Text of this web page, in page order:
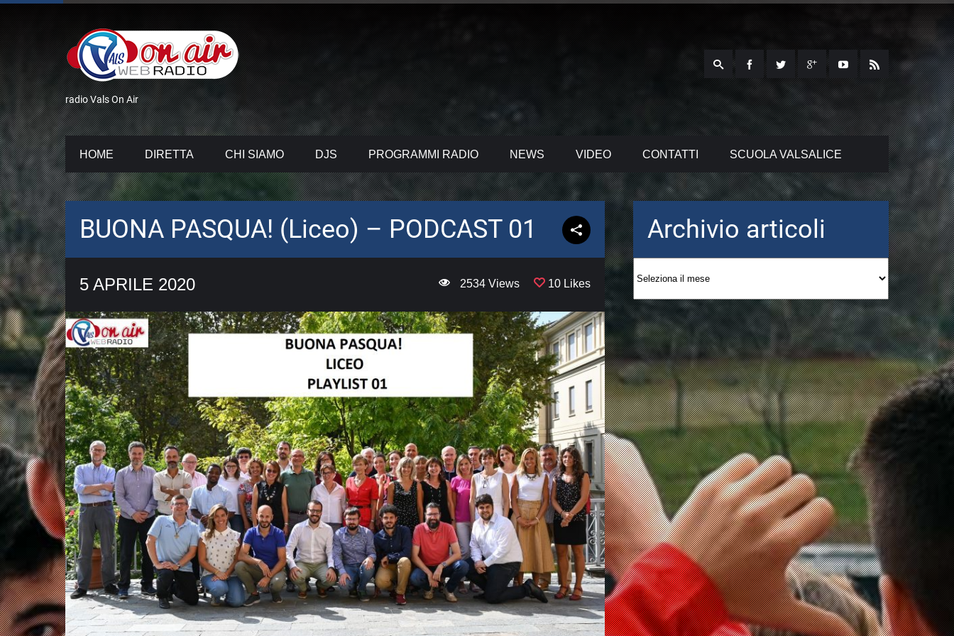
radio Vals On Air
HOME DIRETTA CHI SIAMO DJS PROGRAMMI RADIO NEWS VIDEO CONTATTI SCUOLA VALSALICE
BUONA PASQUA! (Liceo) – PODCAST 01
5 APRILE 2020 10 Likes
2534 Views
Archivio articoli
Archivio
articoli